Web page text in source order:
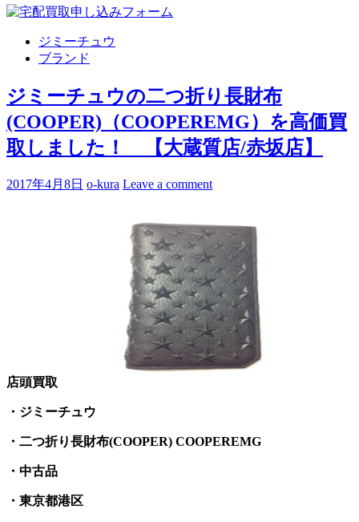
ジミーチュウ
ブランド
ジミーチュウの二つ折り長財布
(COOPER)（COOPEREMG）を高価買
取しました！ 【大蔵質店/赤坂店】
2017年4月8日 o-kura Leave a comment
店頭買取
・ジミーチュウ
・二つ折り長財布(COOPER) COOPEREMG
・中古品
・東京都港区